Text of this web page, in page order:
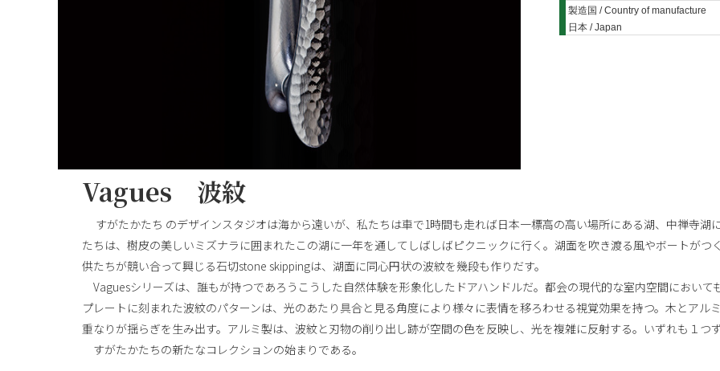
製造国 / Country of manufacture
日本 / Japan
Vagues 波紋
すがたかたち のデザインスタジオは海から遠いが、私たちは車で1時間も走れば日本一標高の高い場所にある湖、中禅寺湖
たちは、樹皮の美しいミズナラに囲まれたこの湖に一年を通してしばしばピクニックに行く。湖面を吹き渡る風やボートが
供たちが競い合って興じる石切stone skippingは、湖面に同心円状の波紋を幾段も作りだす。
Vaguesシリーズは、誰もが持つであろうこうした自然体験を形象化したドアハンドルだ。都会の現代的な室内空間におい
プレートに刻まれた波紋のパターンは、光のあたり具合と見る角度により様々に表情を移ろわせる視覚効果を持つ。木とア
重なりが揺らぎを生み出す。アルミ製は、波紋と刃物の削り出し跡が空間の色を反映し、光を複雑に反射する。いずれも１つ
すがたかたちの新たなコレクションの始まりである。